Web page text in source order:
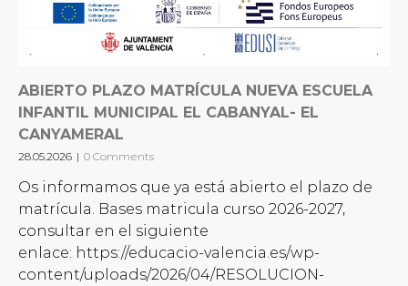
ABIERTO PLAZO MATRÍCULA NUEVA ESCUELA
INFANTIL MUNICIPAL EL CABANYAL- EL
CANYAMERAL
28.05.2026 | 0 Comments
Os informamos que ya está abierto el plazo de
matrícula. Bases matricula curso 2026-2027,
consultar en el siguiente
enlace: https://educacio-valencia.es/wp-
content/uploads/2026/04/RESOLUCION-